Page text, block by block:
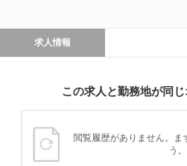
求人情報
この求人と勤務地が同
閲覧履歴がありません。ま
う。